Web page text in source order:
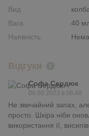
Вид
Вага
40
Наявність
Відгуки
Софа Сердюк
06.09.2023 в 06:48
Не звичайний запах,
просто. Шкіра ніби
використання її,